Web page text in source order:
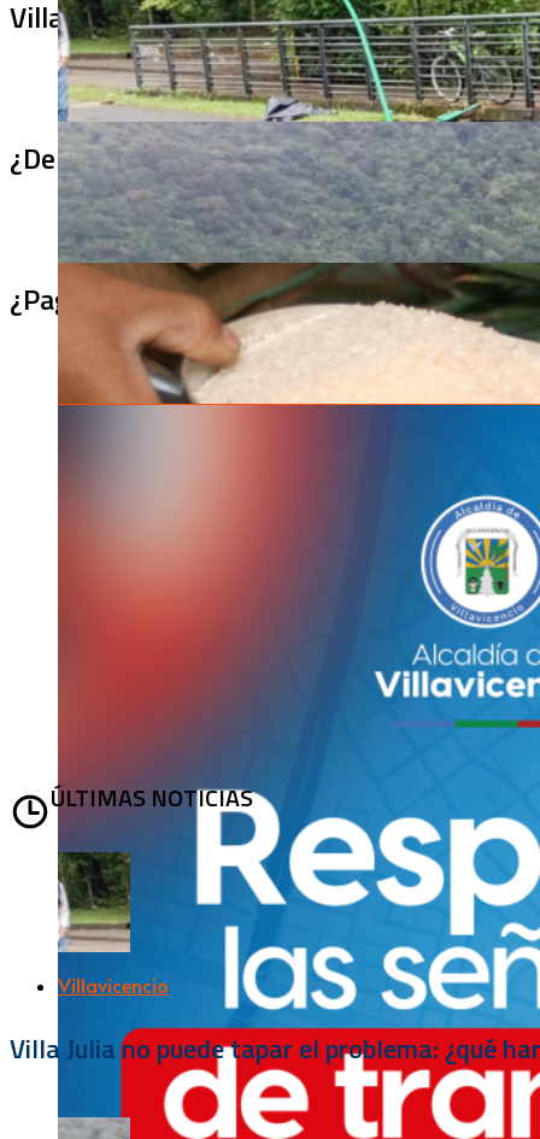
Villa Julia no puede tapar el problema:
¿De qué sirve un puente terminado si no
¿Pagaron menos de lo permitido por el
ÚLTIMAS NOTICIAS
Villavicencio
Villa Julia no puede tapar el problema: ¿qué